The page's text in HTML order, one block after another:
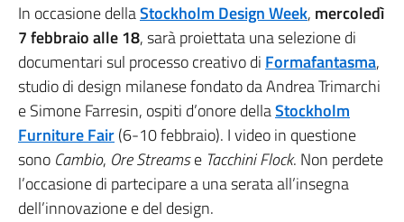
In occasione dellaStockholm Design Week, mercoledì
7 febbraioalle 18, sarà proiettata una selezione di
documentari sul processo creativo diFormafantasma,
studio di design milanese fondato da Andrea Trimarchi
e Simone Farresin, ospiti d’onore dellaStockholm
Furniture Fair(6-10 febbraio). I video in questione
sono Cambio, Ore Streamse Tacchini Flock. Non perdete
l’occasione di partecipare a una serata all’insegna
dell’innovazione e del design.